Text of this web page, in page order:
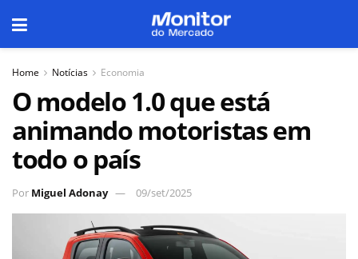
Home Notícias Economia
O modelo 1.0 que está
animando motoristas em
todo o país
Por Miguel Adonay 09/set/2025